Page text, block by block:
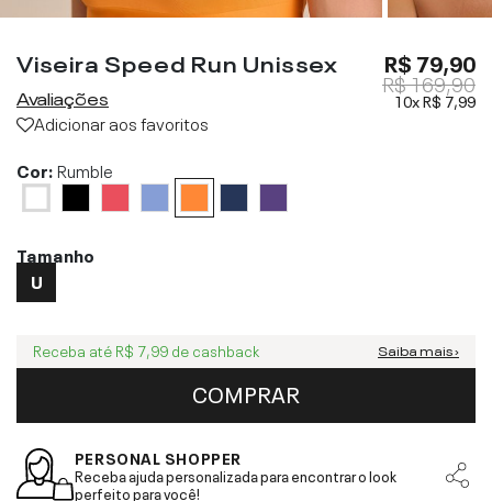
Viseira Speed Run Unissex
Avaliações
Adicionar aos favoritos
R$ 79,90
R$ 169,90
10xR$ 7,99
Cor:Rumble
Tamanho
U
Receba até R$ 7,99 de cashback Saiba mais ›
COMPRAR
PERSONAL SHOPPER
Receba ajuda personalizada para encontrar o look
perfeito para você!